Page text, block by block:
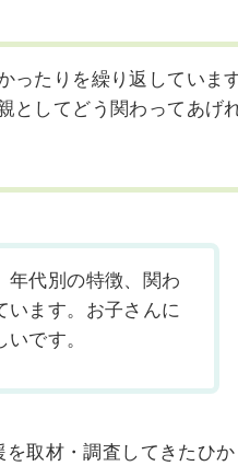
ったりを繰り返していま
としてどう関わってあげ
年代別の特徴、関わ
います。お子さんに
です。
取材・調査してきたひか